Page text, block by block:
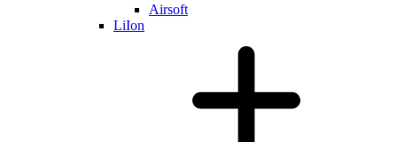
Airsoft
LiIon